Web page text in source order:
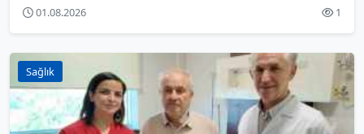
01.08.2026 1
Sağlık